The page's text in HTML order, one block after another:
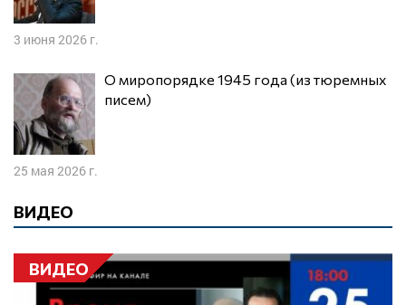
3 июня 2026 г.
О миропорядке 1945 года (из тюремных
писем)
25 мая 2026 г.
ВИДЕО
ВИДЕО